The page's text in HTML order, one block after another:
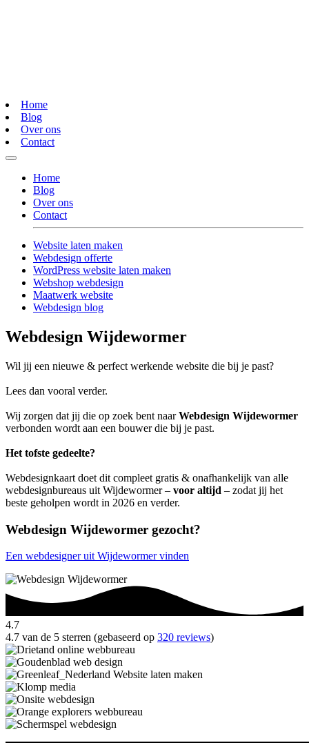
Home
Blog
Over ons
Contact
Home
Blog
Over ons
Contact
Website laten maken
Webdesign offerte
WordPress website laten maken
Webshop webdesign
Maatwerk website
Webdesign blog
Webdesign Wijdewormer
Wil jij een nieuwe & perfect werkende website die bij je past?
Lees dan vooral verder.
Wij zorgen dat jij die op zoek bent naarWebdesign Wijdewormer
verbonden wordt aan een bouwer die bij je past.
Het tofste gedeelte?
Webdesignkaart doet dit compleet gratis & onafhankelijk van alle
webdesignbureaus uit Wijdewormer – voor altijd – zodat jij het
beste geholpen wordt in 2026 en verder.
Webdesign Wijdewormer gezocht?
Een webdesigner uit Wijdewormer vinden
4.7
4.7 van de 5 sterren (gebaseerd op 320 reviews)